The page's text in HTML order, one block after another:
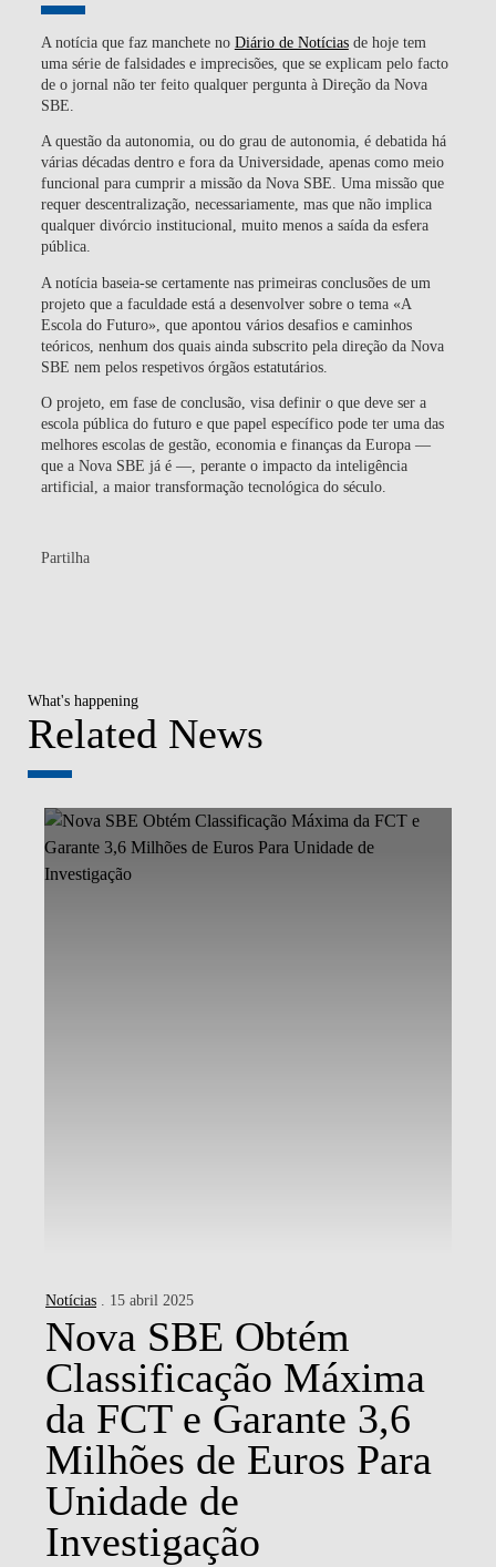
A notícia que faz manchete no Diário de Notíciasde hoje tem
uma série de falsidades e imprecisões, que se explicam pelo facto
de o jornal não ter feito qualquer pergunta à Direção da Nova
SBE.
A questão da autonomia, ou do grau de autonomia, é debatida há
várias décadas dentro e fora da Universidade, apenas como meio
funcional para cumprir a missão da Nova SBE. Uma missão que
requer descentralização, necessariamente, mas que não implica
qualquer divórcio institucional, muito menos a saída da esfera
pública.
A notícia baseia-se certamente nas primeiras conclusões de um
projeto que a faculdade está a desenvolver sobre o tema «A
Escola do Futuro», que apontou vários desafios e caminhos
teóricos, nenhum dos quais ainda subscrito pela direção da Nova
SBE nem pelos respetivos órgãos estatutários.
O projeto, em fase de conclusão, visa definir o que deve ser a
escola pública do futuro e que papel específico pode ter uma das
melhores escolas de gestão, economia e finanças da Europa —
que a Nova SBE já é —, perante o impacto da inteligência
artificial, a maior transformação tecnológica do século.
Partilha
What's happening
Related News
Notícias . 15 abril 2025
Nova SBE Obtém
Classificação Máxima
da FCT e Garante 3,6
Milhões de Euros Para
Unidade de
Investigação